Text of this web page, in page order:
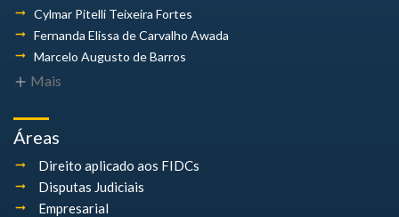
Cylmar Pitelli Teixeira Fortes
Fernanda Elissa de Carvalho Awada
Marcelo Augusto de Barros
Mais
Áreas
Direito aplicado aos FIDCs
Disputas Judiciais
Empresarial